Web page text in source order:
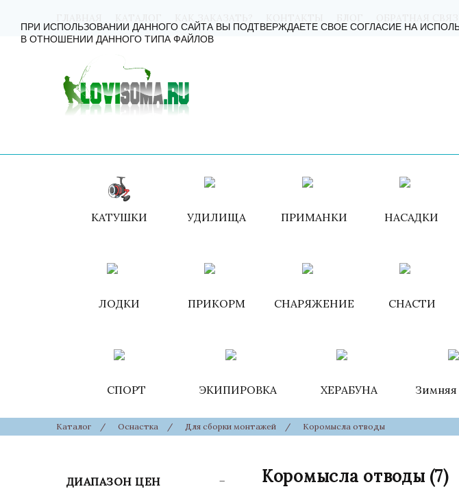
КАТУШКИ УДИЛИЩА ПРИМАНКИ НАСАДКИ
ЛОДКИ ПРИКОРМ СНАРЯЖЕНИЕ СНАСТИ
СПОРТ ЭКИПИРОВКА ХЕРАБУНА Зимняя
Каталог / Оснастка / Для сборки монтажей / Коромысла отводы
ДИАПАЗОН ЦЕН Коромысла отводы (7)
ПРИ ИСПОЛЬЗОВАНИИ ДАННОГО САЙТА ВЫ ПОДТВЕРЖДАЕТЕ СВОЕ СОГЛАСИЕ НА
В ОТНОШЕНИИ ДАННОГО ТИПА ФАЙЛОВ